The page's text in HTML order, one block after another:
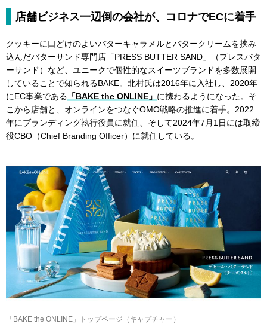
店舗ビジネス一辺倒の会社が、コロナでECに着手
クッキーに口どけのよいバターキャラメルとバタークリームを挟み
込んだバターサンド専門店「PRESS BUTTER SAND」（プレスバタ
ーサンド）など、ユニークで個性的なスイーツブランドを多数展開
していることで知られるBAKE。北村氏は2016年に入社し、2020年
にEC事業である 「BAKE the ONLINE」 に携わるようになった。そ
こから店舗と、オンラインをつなぐOMO戦略の推進に着手。2022
年にブランディング執行役員に就任、そして2024年7月1日には取締
役CBO（Chief Branding Officer）に就任している。
「BAKE the ONLINE」トップページ（キャプチャー）